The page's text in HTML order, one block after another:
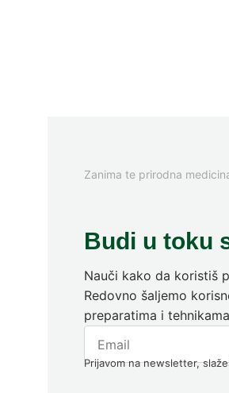
Zanima te prirodna
Budi u toku
Nauči kako da koristiš
Redovno šaljemo
preparatima i
Prijavom na newsletter,